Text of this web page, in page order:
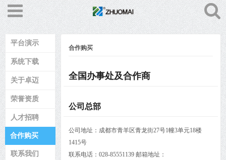
平台演示
系统下载
关于卓迈
荣誉资质
人才招聘
合作购买
联系我们
合作购买
全国办事处及合作商
公司总部
公司地址：成都市青羊区青龙街27号1幢3单元18楼
1415号
联系电话：028-85551139 邮箱地址：